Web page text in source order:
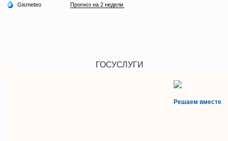
ГОСУСЛУГИ
Решаем вместе